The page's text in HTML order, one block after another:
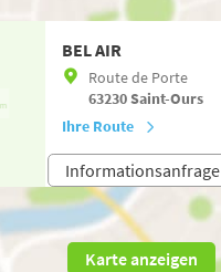
BEL AIR
Route de Porte
63230Saint-Ours
Ihre Route
Informationsanfrage
Karte anzeigen